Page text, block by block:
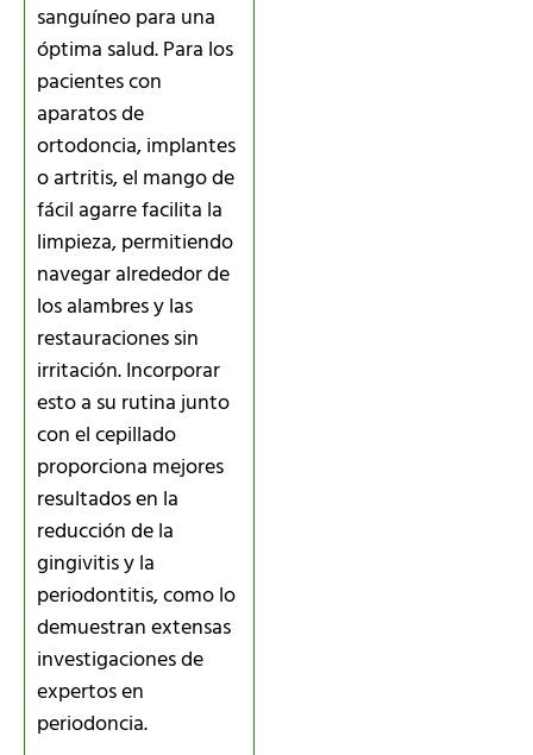
sanguíneo para una
óptima salud. Para los
pacientes con
aparatos de
ortodoncia, implantes
o artritis, el mango de
fácil agarre facilita la
limpieza, permitiendo
navegar alrededor de
los alambres y las
restauraciones sin
irritación. Incorporar
esto a su rutina junto
con el cepillado
proporciona mejores
resultados en la
reducción de la
gingivitis y la
periodontitis, como lo
demuestran extensas
investigaciones de
expertos en
periodoncia.